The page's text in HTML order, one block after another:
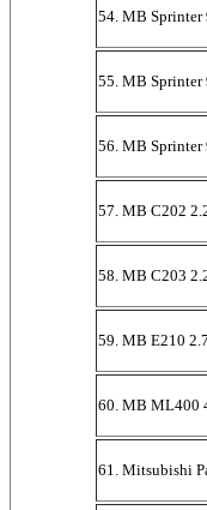
54. MB
55. MB
56. MB
57. MB C202
58. MB C203
59. MB E210
60. MB ML400
61. Mitsubishi